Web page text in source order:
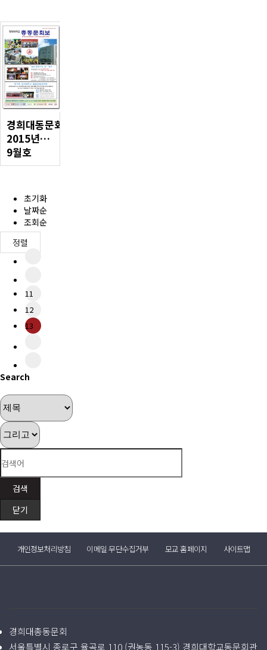
동문우대업체
회비 안내
회비납부 현황
동문ID카드 발급
경희대동문회보
2015년
9월호
초기화
날짜순
조회순
정렬
11
12
13
Search
검색
닫기
개인정보처리방침 이메일 무단수집거부 모교 홈페이지 사이트맵
경희대총동문회
서울특별시 종로구 율곡로 110 (권농동 115-3) 경희대학교동문회관